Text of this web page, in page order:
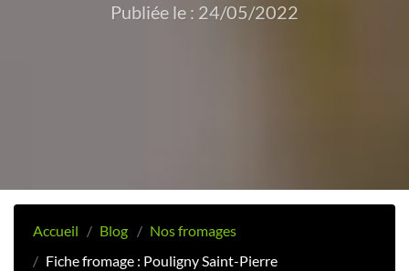
Publiée le : 24/05/2022
Accueil Blog
Nos fromages
Fiche fromage : Pouligny Saint-Pierre